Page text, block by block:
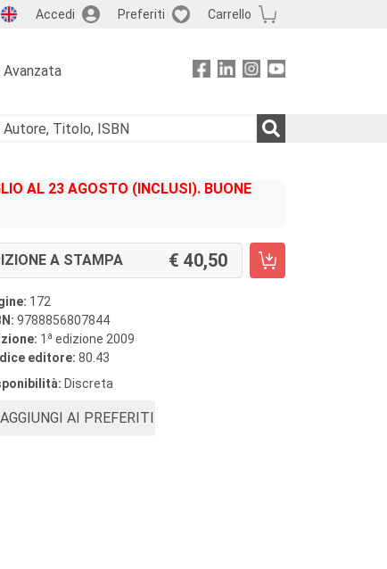
Accedi Preferiti Carrello
Avanzata
AL 23 AGOSTO (INCLUSI). BUONE
A STAMPA 40,50
172
9788856807844
1 a edizione 2009
editore: 80.43
Discreta
AGGIUNGI AI PREFERITI